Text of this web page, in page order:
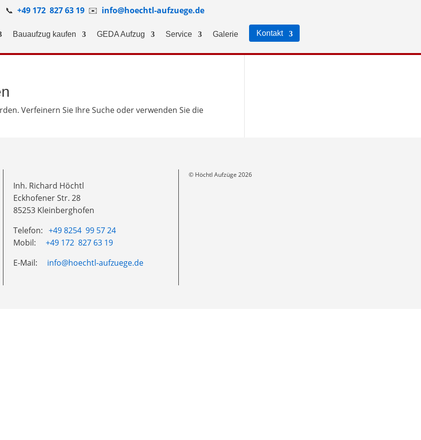
📞 +49 172 827 63 19✉️ info@hoechtl-aufzuege.de
Bauaufzug kaufen GEDA Aufzug Service Galerie Kontakt
Verfeinern Sie Ihre Suche oder verwenden Sie die
Inh. Richard Höchtl
Eckhofener Str. 28
85253 Kleinberghofen
Telefon: +49 8254 99 57 24
Mobil: +49 172 827 63 19
E-Mail:
info@hoechtl-aufzuege.de
© Höchtl Aufzüge 2026